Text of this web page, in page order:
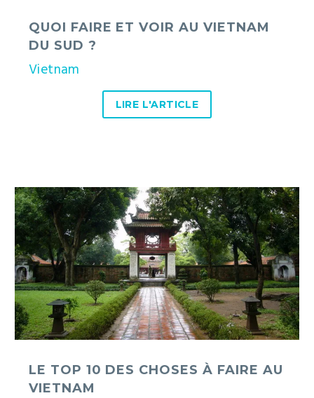
QUOI FAIRE ET VOIR AU VIETNAM
DU SUD ?
Vietnam
LIRE L'ARTICLE
Le
top
10
des
choses
à
faire
au
Vietnam
LE TOP 10 DES CHOSES À FAIRE AU
VIETNAM